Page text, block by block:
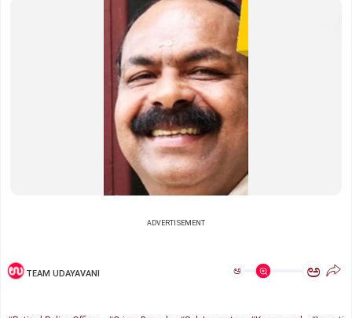
ADVERTISEMENT
TEAM UDAYAVANI ಅ ಅ